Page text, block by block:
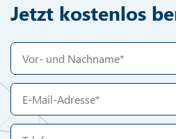
Jetzt kostenlos